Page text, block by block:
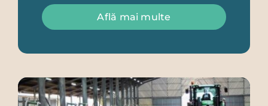
Află mai multe